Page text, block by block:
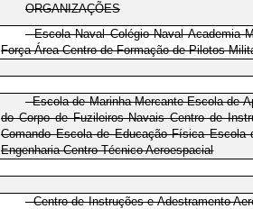
ORGANIZAÇÕES
- Escola Naval Colégio Naval Academia
Força Área Centro de Formação de Pilotos
- Escola de Marinha Mercante Escola de
do Corpo de Fuzileiros Navais Centro de
Comando Escola de Educação Física
Engenharia Centro Técnico Aeroespacial
- Centro de Instruções e Adestramento